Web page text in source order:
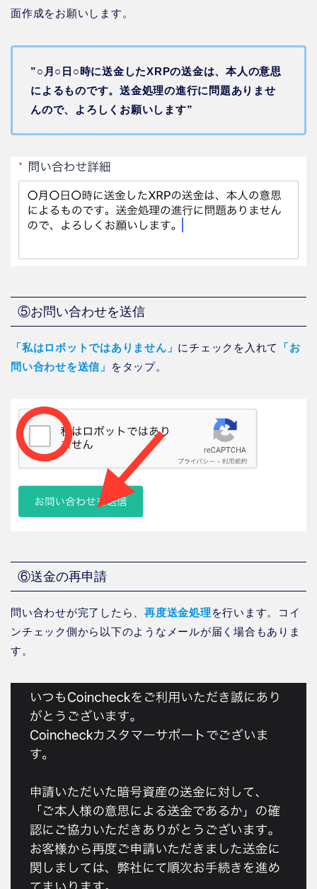
面作成をお願いします。
”○月○日○時に送金したXRPの送金は、本人の意思
によるものです。送金処理の進行に問題ありませ
んので、よろしくお願いします”
⑤お問い合わせを送信
「私はロボットではありません」 にチェックを入れて
「お
問い合わせを送信」
をタップ。
⑥送金の再申請
問い合わせが完了したら、再度送金処理を行います。コイ
ンチェック側から以下のようなメールが届く場合もありま
す。